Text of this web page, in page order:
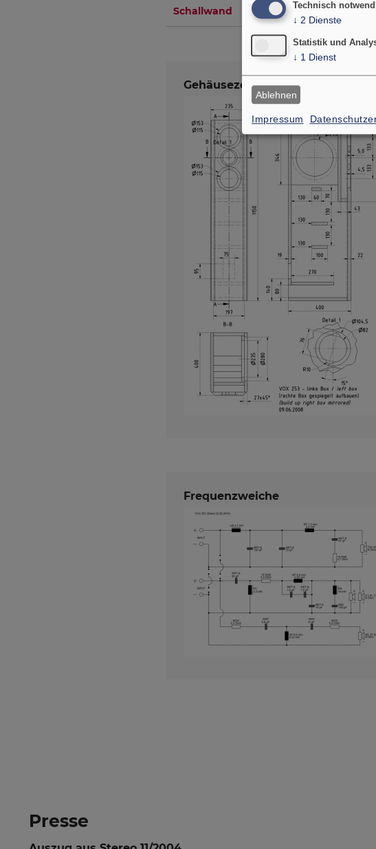
Schallwand
Gehäusezeichnung
Frequenzweiche
Presse
Impressum
Technisch
↓ 2 Dienste
Statistik und
↓ 1 Dienst
Ablehnen